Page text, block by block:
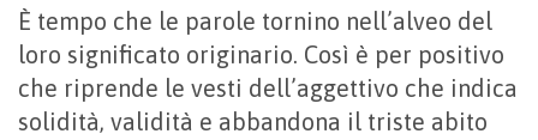
È tempo che le parole tornino nell’alveo del
loro significato originario. Così è per positivo
che riprende le vesti dell’aggettivo che indica
solidità, validità e abbandona il triste abito